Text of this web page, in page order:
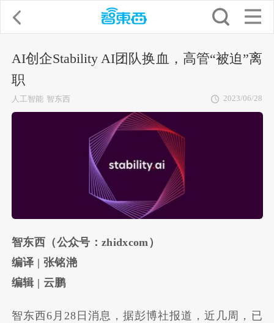
AI创企Stability AI团队换血，高管“被迫”离
职
人工智能 智东西 2023/06/28
智东西（公众号：zhidxcom）
编译 | 张铭滟
编辑 | 云鹏
智东西6月28日消息，据彭博社报道，近几周，已